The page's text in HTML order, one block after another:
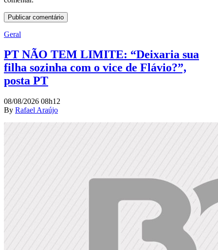
Geral
PT NÃO TEM LIMITE: “Deixaria sua
filha sozinha com o vice de Flávio?”,
posta PT
08/08/2026 08h12
By Rafael Araújo